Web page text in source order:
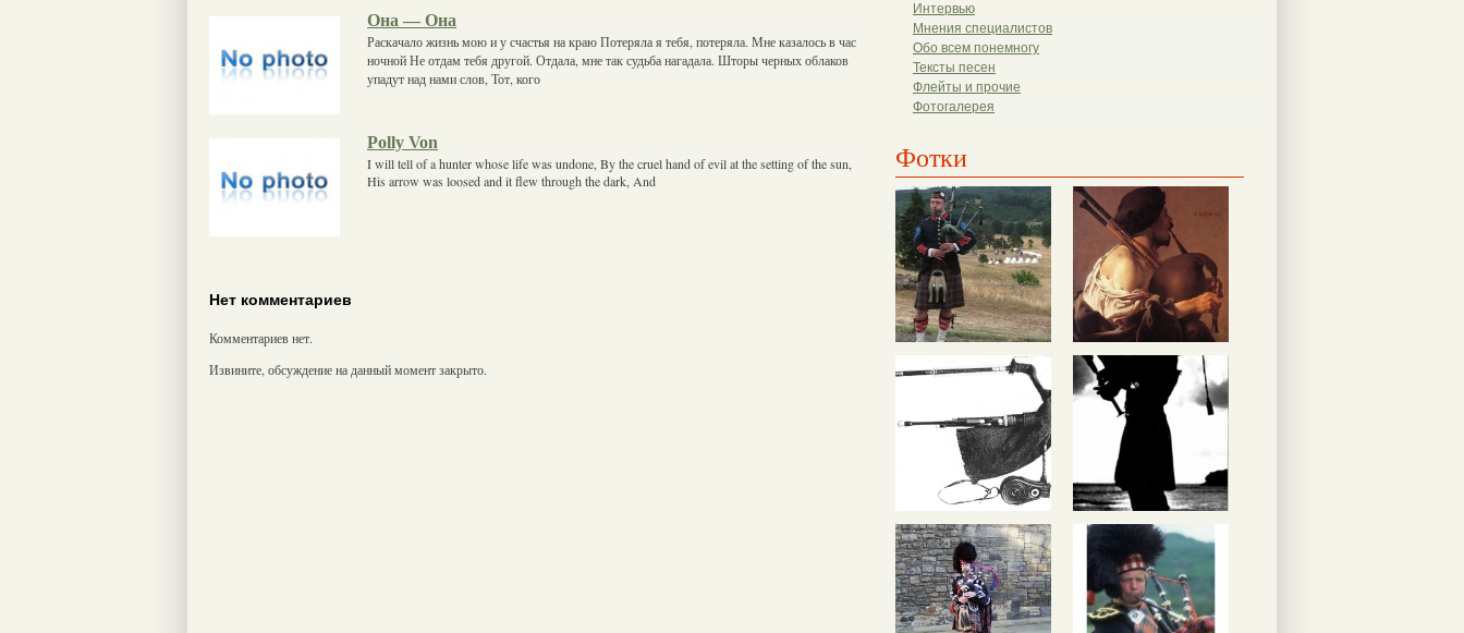
Интервью
Мнения специалистов
Обо всем понемногу
Тексты песен
Флейты и прочие
Фотогалерея
Фотки
Она — Она
Раскачало жизнь мою и у счастья на краю Потеряла я тебя, потеряла. Мне казалось в час
ночной Не отдам тебя другой. Отдала, мне так судьба нагадала. Шторы черных облаков
упадут над нами слов, Тот, кого
Polly Von
I will tell of a hunter whose life was undone, By the cruel hand of evil at the setting of the sun,
His arrow was loosed and it flew through the dark, And
Нет комментариев
Комментариев нет.
Извините, обсуждение на данный момент закрыто.